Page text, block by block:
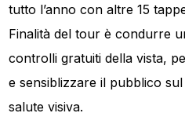
tutto l’anno con altre 15
Finalità del tour è condurre
controlli gratuiti della vista,
e sensiblizzare il pubblico
salute visiva.